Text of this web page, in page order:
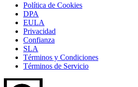
Política de Cookies
DPA
EULA
Privacidad
Confianza
SLA
Términos y Condiciones
Términos de Servicio